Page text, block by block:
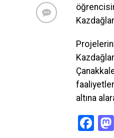
altına